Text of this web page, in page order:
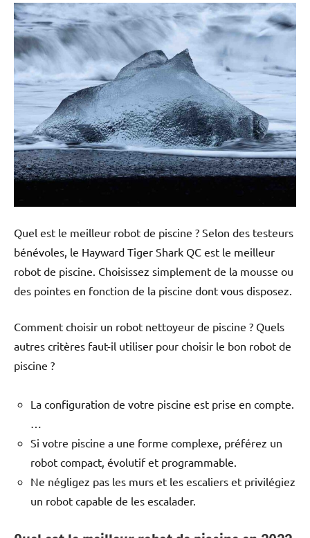
Quel est le meilleur robot de piscine ? Selon des testeurs
bénévoles, le Hayward Tiger Shark QC est le meilleur
robot de piscine. Choisissez simplement de la mousse ou
des pointes en fonction de la piscine dont vous disposez.
Comment choisir un robot nettoyeur de piscine ? Quels
autres critères faut-il utiliser pour choisir le bon robot de
piscine ?
La configuration de votre piscine est prise en compte.
…
Si votre piscine a une forme complexe, préférez un
robot compact, évolutif et programmable.
Ne négligez pas les murs et les escaliers et privilégiez
un robot capable de les escalader.